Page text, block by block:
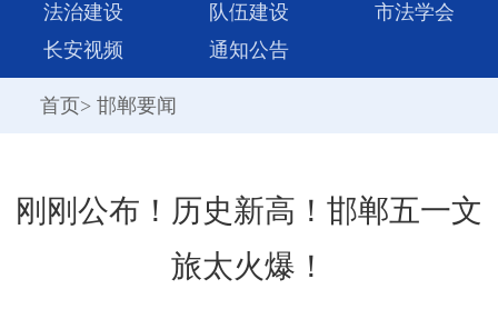
法治建设
队伍建设
市法学会
长安视频
通知公告
首页> 邯郸要闻
刚刚公布！历史新高！邯郸五一文
旅太火爆！